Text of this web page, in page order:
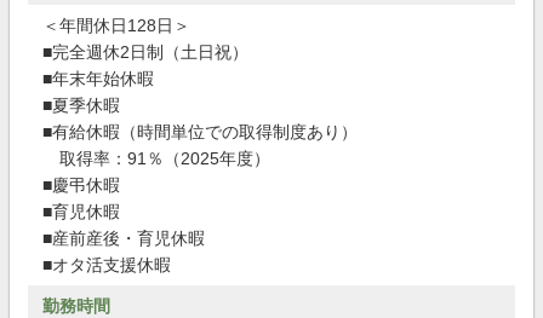
＜年間休日128日＞
■完全週休2日制（土日祝）
■年末年始休暇
■夏季休暇
■有給休暇（時間単位での取得制度あり）
取得率：91％（2025年度）
■慶弔休暇
■育児休暇
■産前産後・育児休暇
■オタ活支援休暇
勤務時間